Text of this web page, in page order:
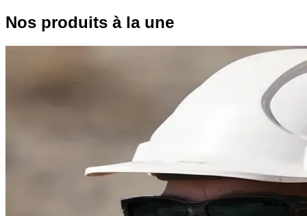
Nos produits à la une